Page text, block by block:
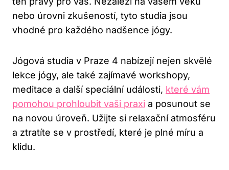
nebo úrovni zkušeností, tyto studia ⁤jsou
⁣vhodné pro každého nadšence jógy.
Jógová studia​ v Praze ⁢4 nabízejí ⁢nejen skvělé
lekce jógy, ale také ⁤zajímavé ⁢workshopy,
meditace a ⁤další speciální⁤ události, ​ které vám
pomohou ⁣prohloubit vaši praxi a posunout se
⁤na ⁣novou úroveň. Užijte si relaxační ‌atmosféru‌
a ztratíte se v prostředí, které je ⁣plné míru a
klidu.